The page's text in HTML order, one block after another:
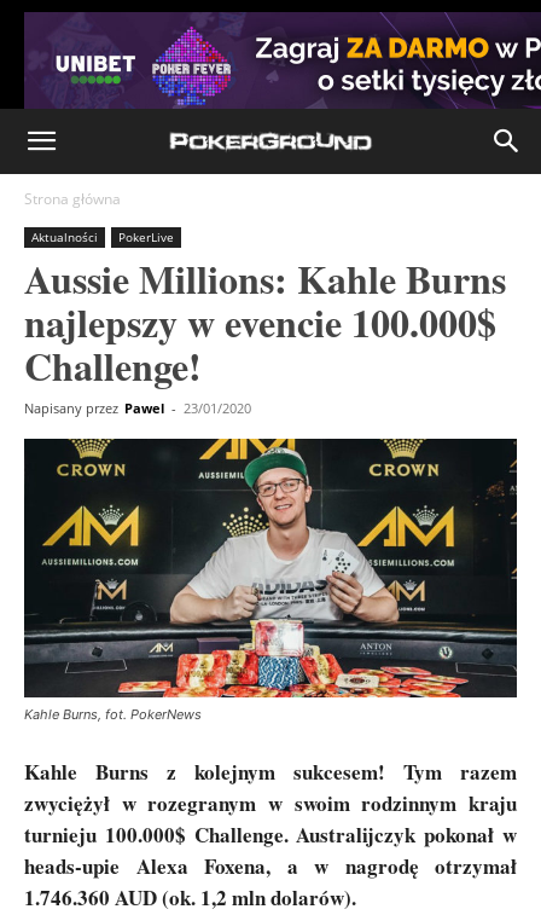
Strona główna
Aktualności PokerLive
Aussie Millions: Kahle Burns
najlepszy w evencie 100.000$
Challenge!
Napisany przez Pawel - 23/01/2020
Kahle Burns, fot. PokerNews
Kahle Burns z kolejnym sukcesem! Tym razem
zwyciężył w rozegranym w swoim rodzinnym kraju
turnieju 100.000$ Challenge. Australijczyk pokonał w
heads-upie Alexa Foxena, a w nagrodę otrzymał
1.746.360 AUD (ok. 1,2 mln dolarów).